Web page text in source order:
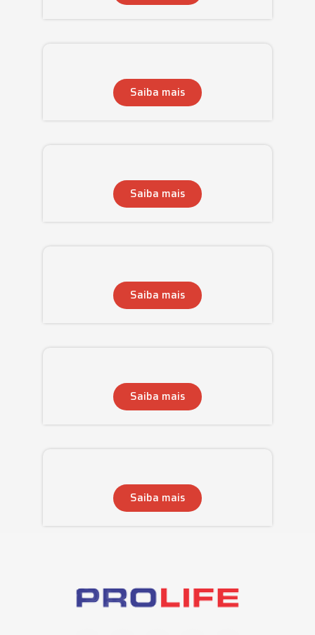
Saiba mais
Saiba mais
Saiba mais
Saiba mais
Saiba mais